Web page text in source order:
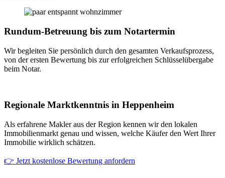
Rundum-Betreuung bis zum Notartermin
Wir begleiten Sie persönlich durch den gesamten Verkaufsprozess,
von der ersten Bewertung bis zur erfolgreichen Schlüsselübergabe
beim Notar.
Regionale Marktkenntnis in Heppenheim
Als erfahrene Makler aus der Region kennen wir den lokalen
Immobilienmarkt genau und wissen, welche Käufer den Wert Ihrer
Immobilie wirklich schätzen.
👉 Jetzt kostenlose Bewertung anfordern